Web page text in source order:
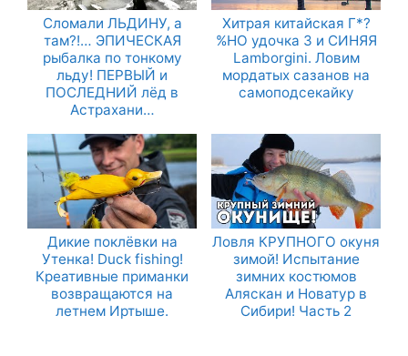
Сломали ЛЬДИНУ, а
там?!… ЭПИЧЕСКАЯ
рыбалка по тонкому
льду! ПЕРВЫЙ и
ПОСЛЕДНИЙ лёд в
Астрахани…
Хитрая китайская Г*?
%НО удочка 3 и СИНЯЯ
Lamborgini. Ловим
мордатых сазанов на
самоподсекайку
Дикие поклёвки на
Утенка! Duck fishing!
Креативные приманки
возвращаются на
летнем Иртыше.
Ловля КРУПНОГО окуня
зимой! Испытание
зимних костюмов
Аляскан и Новатур в
Сибири! Часть 2